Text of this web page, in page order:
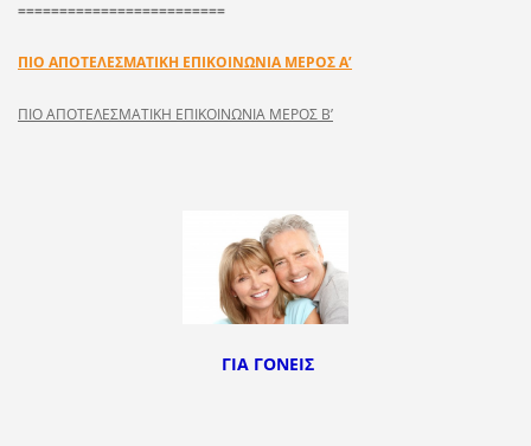
=========================
ΠΙΟ ΑΠΟΤΕΛΕΣΜΑΤΙΚΗ EΠIKOINΩNIA ΜΕΡΟΣ Α’
ΠΙΟ ΑΠΟΤΕΛΕΣΜΑΤΙΚΗ EΠIKOINΩNIA ΜΕΡΟΣ Β’
ΓΙΑ ΓΟΝΕΙΣ